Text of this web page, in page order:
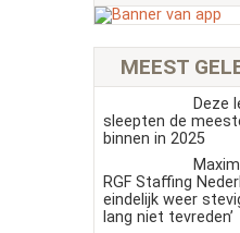
MEEST
Deze
sleepten de
binnen in 2025
RGF Staffing
eindelijk weer
lang niet tevreden’